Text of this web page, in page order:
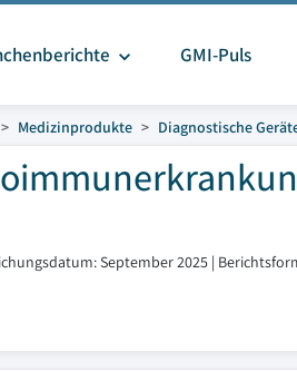
GMI-Puls
Medizinprodukte Diagnostische
September 2025 |